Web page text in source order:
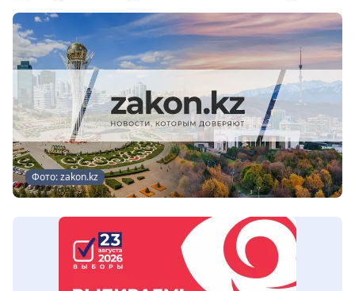
Фото: zakon.kz